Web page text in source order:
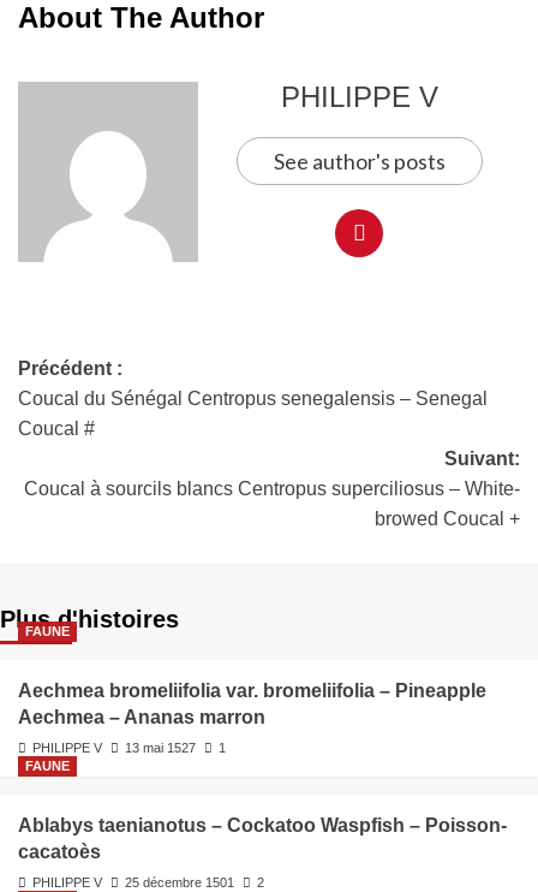
About The Author
PHILIPPE V
See author's posts
Précédent :
Coucal du Sénégal Centropus senegalensis – Senegal
Coucal #
Suivant:
Coucal à sourcils blancs Centropus superciliosus – White-
browed Coucal +
Plus d'histoires
FAUNE
Aechmea bromeliifolia var. bromeliifolia – Pineapple
Aechmea – Ananas marron
PHILIPPE V 13 mai 1527
1
FAUNE
Ablabys taenianotus – Cockatoo Waspfish – Poisson-
cacatoès
PHILIPPE V 25 décembre 1501
2